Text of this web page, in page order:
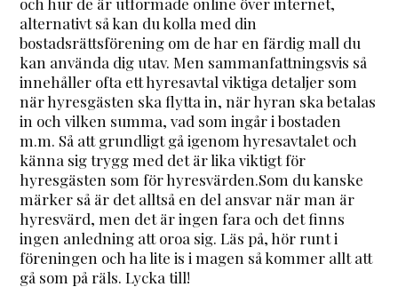
alternativt så kan du kolla med din
bostadsrättsförening om de har en färdig mall du
kan använda dig utav. Men sammanfattningsvis så
innehåller ofta ett hyresavtal viktiga detaljer som
när hyresgästen ska flytta in, när hyran ska betalas
in och vilken summa, vad som ingår i bostaden
m.m. Så att grundligt gå igenom hyresavtalet och
känna sig trygg med det är lika viktigt för
hyresgästen som för hyresvärden.Som du kanske
märker så är det alltså en del ansvar när man är
hyresvärd, men det är ingen fara och det finns
ingen anledning att oroa sig. Läs på, hör runt i
föreningen och ha lite is i magen så kommer allt att
gå som på räls. Lycka till!